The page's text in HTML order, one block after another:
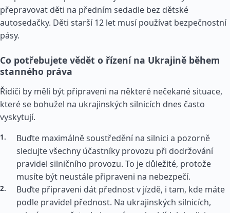
přepravovat děti na předním sedadle bez dětské
autosedačky. Děti starší 12 let musí používat bezpečnostní
pásy.
Co potřebujete vědět o řízení na Ukrajině během
stanného práva
Řidiči by měli být připraveni na některé nečekané situace,
které se bohužel na ukrajinských silnicích dnes často
vyskytují.
Buďte maximálně soustředění na silnici a pozorně
sledujte všechny účastníky provozu při dodržování
pravidel silničního provozu. To je důležité, protože
musíte být neustále připraveni na nebezpečí.
Buďte připraveni dát přednost v jízdě, i tam, kde máte
podle pravidel přednost. Na ukrajinských silnicích,